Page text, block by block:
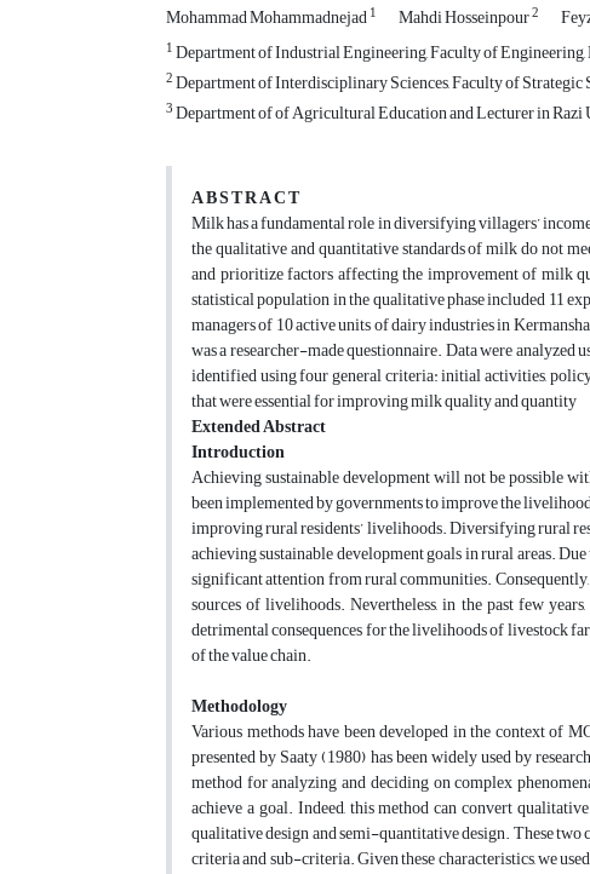
Mohammad Mohammadnejad1 Mahdi Hosseinpour2
1Department of Industrial Engineering, Faculty of
2Department of Interdisciplinary Sciences, Faculty of Strategic
3Department of of Agricultural Education and Lecturer in Razi
A B S T R A C T
Milk has a fundamental role in diversifying villagers’
the qualitative and quantitative standards of milk do not
and prioritize factors affecting the improvement of milk
statistical population in the qualitative phase included 11
managers of 10 active units of dairy industries in
was a researcher-made questionnaire. Data were
identified using four general criteria: initial activities,
that were essential for improving milk quality and quantity
Extended Abstract
Introduction
Achieving sustainable development will not be possible
been implemented by governments to improve the
improving rural residents’ livelihoods. Diversifying rural
achieving sustainable development goals in rural areas.
significant attention from rural communities.
sources of livelihoods. Nevertheless, in the past few
detrimental consequences for the livelihoods of livestock
of the value chain.
Methodology
Various methods have been developed in the context of
presented by Saaty (1980) has been widely used by
method for analyzing and deciding on complex
achieve a goal. Indeed, this method can convert
qualitative design and semi-quantitative design. These
criteria and sub-criteria. Given these characteristics, we